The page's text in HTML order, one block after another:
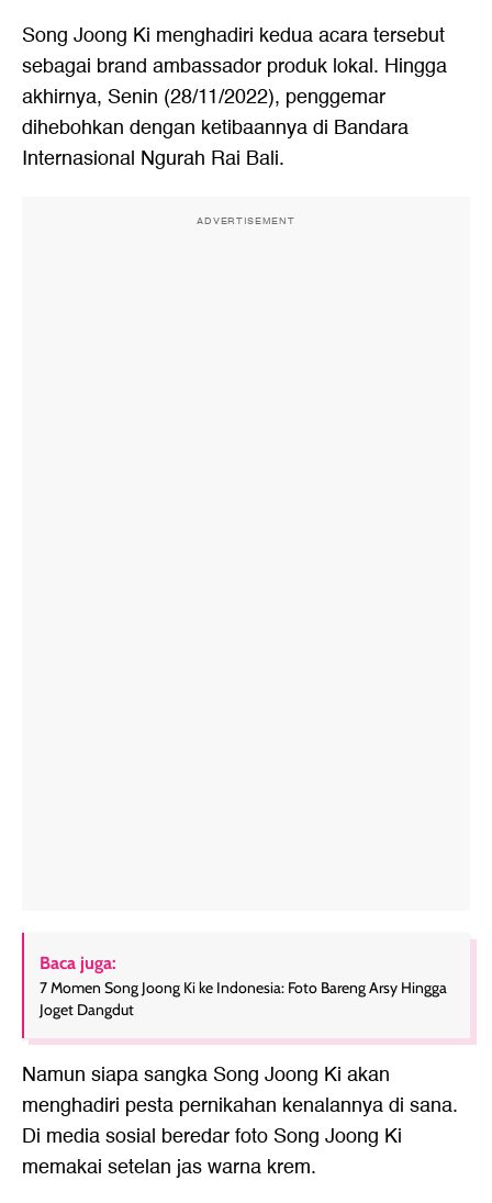
Song Joong Ki menghadiri kedua acara tersebut
sebagai brand ambassador produk lokal. Hingga
akhirnya, Senin (28/11/2022), penggemar
dihebohkan dengan ketibaannya di Bandara
Internasional Ngurah Rai Bali.
ADVERTISEMENT
Baca juga:
7 Momen Song Joong Ki ke Indonesia: Foto Bareng Arsy Hingga
Joget Dangdut
Namun siapa sangka Song Joong Ki akan
menghadiri pesta pernikahan kenalannya di sana.
Di media sosial beredar foto Song Joong Ki
memakai setelan jas warna krem.